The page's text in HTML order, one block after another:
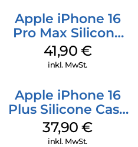
Apple iPhone 16
Pro Max Silicone
Case MagSafe
Ultramarine
41,90 €
inkl. MwSt.
Apple iPhone 16
Plus Silicone Case
MagSafe Lake
Green
37,90€
inkl. MwSt.